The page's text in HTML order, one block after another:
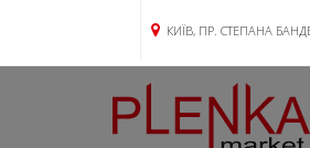
КИЇВ, ПР. СТЕПАНА